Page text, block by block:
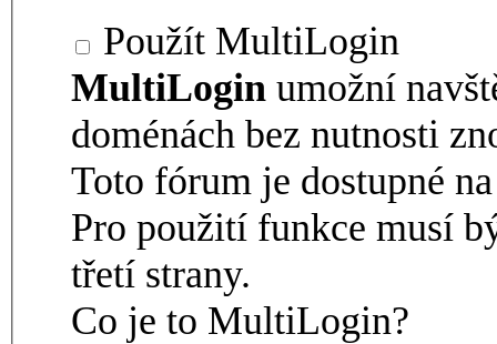
Použít MultiLogin
MultiLogin umožní
doménách bez nutnosti
Toto fórum je dostupné
Pro použití funkce musí
třetí strany.
Co je to MultiLogin?